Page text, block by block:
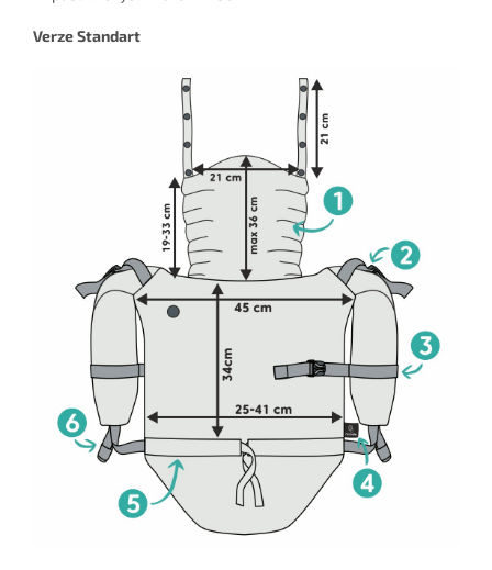
Verze Standart